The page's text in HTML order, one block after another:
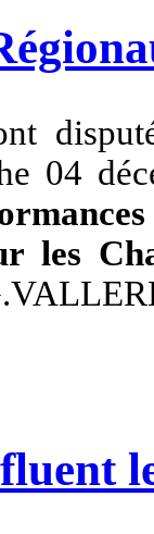
04
les